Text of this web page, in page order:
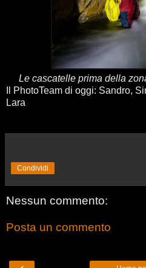
Le cascatelle prima della
Il PhotoTeam di oggi: Sandro,
Lara
Condividi
Nessun commento:
Posta un commento